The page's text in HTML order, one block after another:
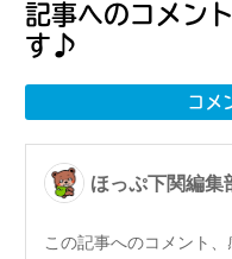
記事へのコメン
す♪
コメ
ほっぷ下関編集
この記事へのコメント